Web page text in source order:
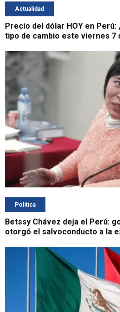
Actualidad
Precio del dólar HOY en
tipo de cambio este viernes 7
Política
Betssy Chávez deja el Perú:
otorgó el salvoconducto a la